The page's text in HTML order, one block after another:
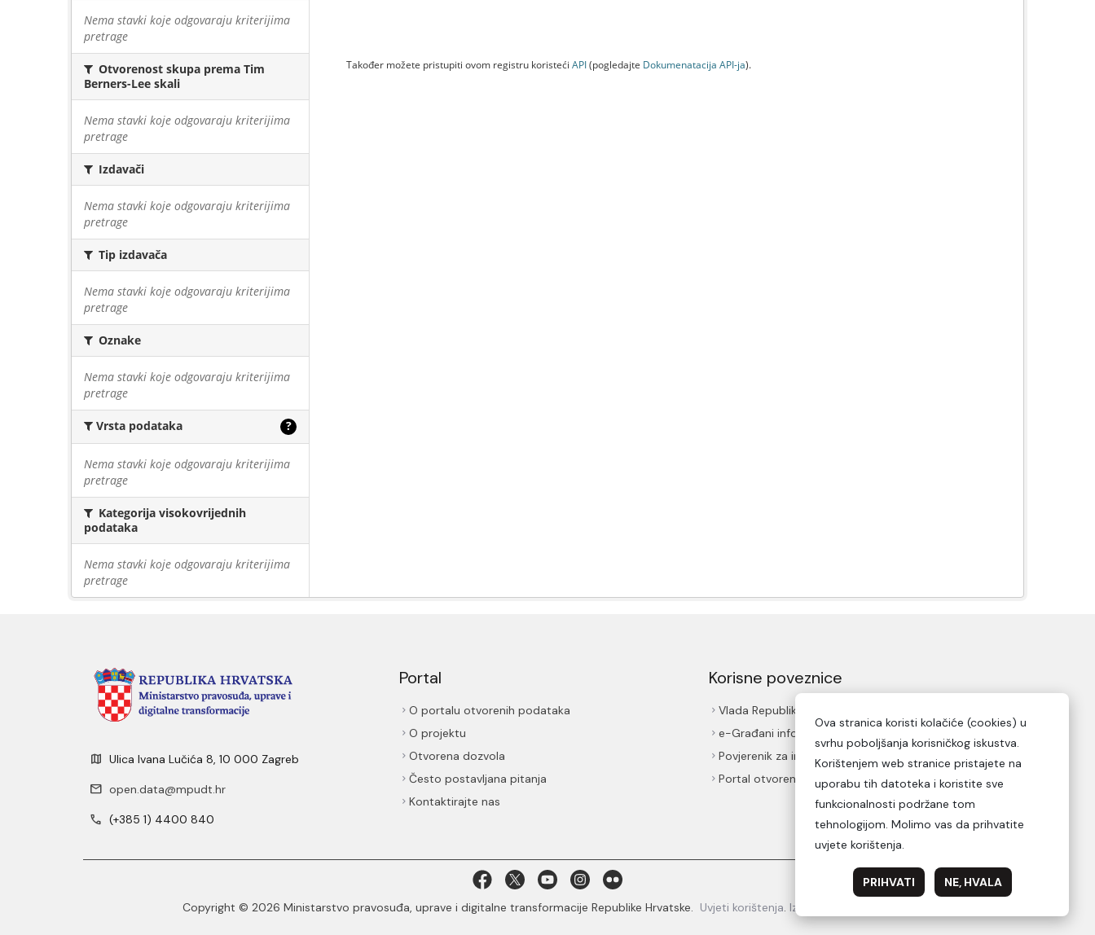
Nema stavki koje odgovaraju kriterijima
pretrage
Otvorenost skupa prema Tim
Berners-Lee skali
Nema stavki koje odgovaraju kriterijima
pretrage
Izdavači
Nema stavki koje odgovaraju kriterijima
pretrage
Tip izdavača
Nema stavki koje odgovaraju kriterijima
pretrage
Oznake
Nema stavki koje odgovaraju kriterijima
pretrage
Vrsta podataka ?
Nema stavki koje odgovaraju kriterijima
pretrage
Kategorija visokovrijednih
podataka
Nema stavki koje odgovaraju kriterijima
pretrage
Također možete pristupiti ovom registru koristeći API(pogledajte Dokumenаtаcijа API-jа).